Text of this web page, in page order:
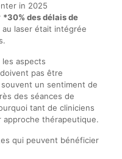
in 2025
*30% des délais de
laser était intégrée
aspects
pas être
un sentiment de
des séances de
tant de cliniciens
thérapeutique.
qui peuvent bénéficier